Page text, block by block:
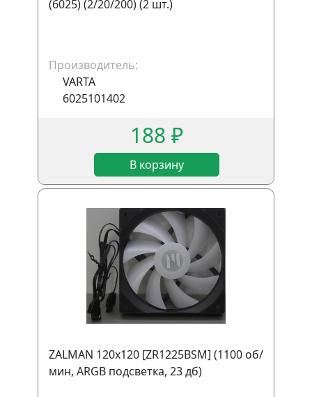
(6025) (2/20/200) (2 шт.)
Производитель:
VARTA
6025101402
188 ₽
В корзину
ZALMAN 120x120 [ZR1225BSM] (1100 об/
мин, ARGB подсветка, 23 дб)